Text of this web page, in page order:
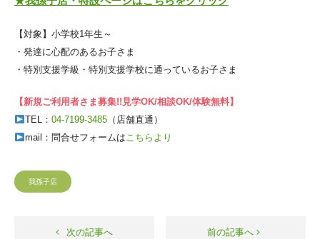
【対象】小学校1年生～
・発達に心配のあるお子さま
・特別支援学級・特別支援学校に通っているお子さま
【新規ご利用者さま募集!!見学OK/相談OK/体験無料】
TEL： 04-7199-3485（店舗直通）
mail：問合せフォームはこちらより
我孫子店
前の記事へ
次の記事へ